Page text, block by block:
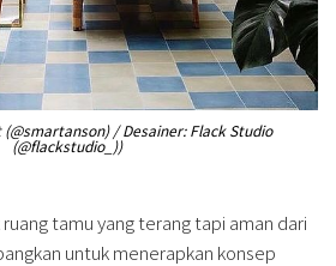
/ Desainer: Flack Studio
(@flackstudio_))
tamu yang terang tapi aman dari
untuk menerapkan konsep